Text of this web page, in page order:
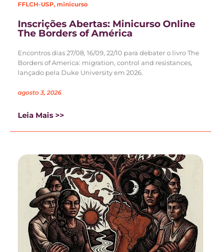
FFLCH-USP,minicurso
Inscrições Abertas: Minicurso Online
The Borders of América
Encontros dias 27/08, 16/09, 22/10 para debater o livro The
Borders of America: migration, control and resistances,
lançado pela Duke University em 2026.
agosto 3, 2026
Leia Mais >>